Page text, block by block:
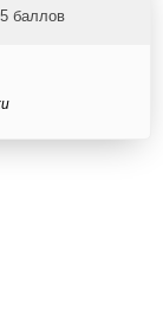
баллов